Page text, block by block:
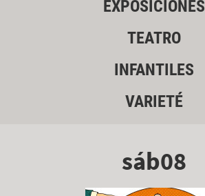
EXPOSICIONES
TEATRO
INFANTILES
VARIETÉ
sáb08